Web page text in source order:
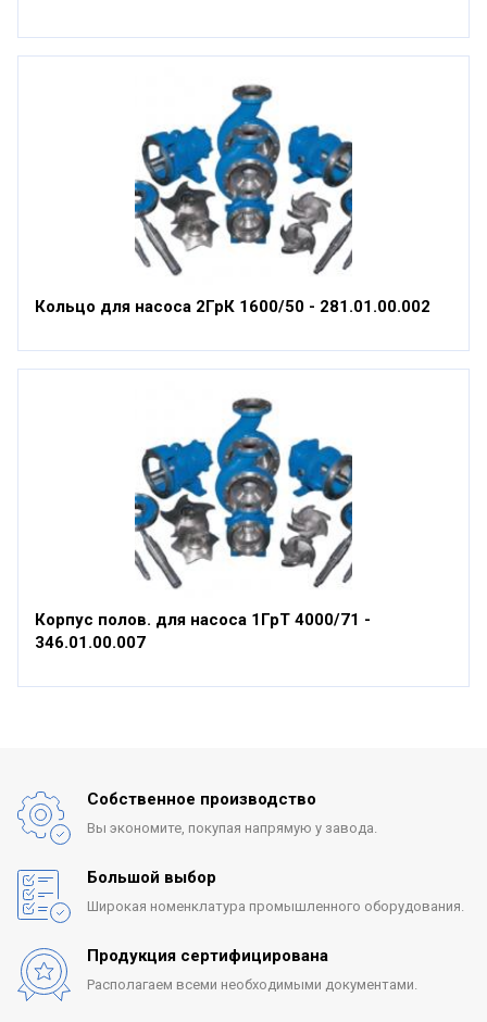
Кольцо для насоса 2ГрК 1600/50 - 281.01.00.002
Корпус полов. для насоса 1ГрТ 4000/71 -
346.01.00.007
Собственное производство
Вы экономите, покупая напрямую у завода.
Большой выбор
Широкая номенклатура промышленного оборудования.
Продукция сертифицирована
Располагаем всеми необходимыми документами.